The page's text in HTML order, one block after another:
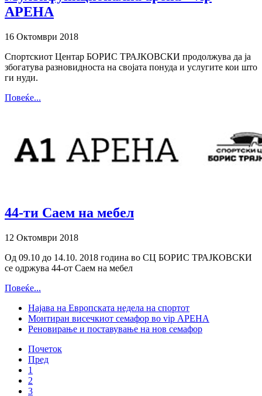
АРЕНА
16 Октомври 2018
Спортскиот Центар БОРИС ТРАЈКОВСКИ продолжува да ја
збогатува разновидноста на својата понуда и услугите кои што
ги нуди.
Повеќе...
44-ти Саем на мебел
12 Октомври 2018
Од 09.10 до 14.10. 2018 година во СЦ БОРИС ТРАЈКОВСКИ
се одржува 44-от Саем на мебел
Повеќе...
Најава на Европската недела на спортот
Монтиран висечкиот семафор во vip АРЕНА
Реновирање и поставување на нов семафор
Почеток
Пред
1
2
3